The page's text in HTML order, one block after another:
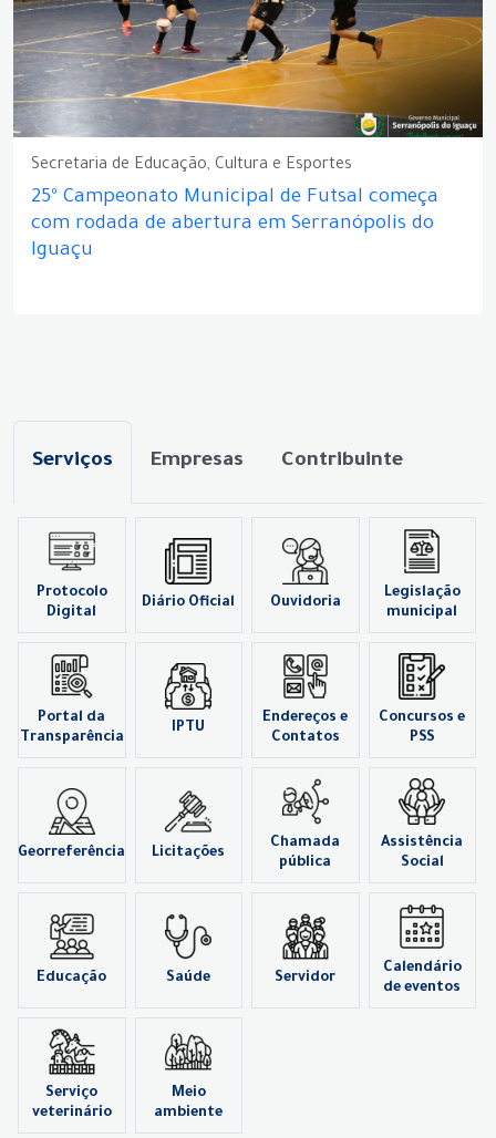
Secretaria de Educação, Cultura e Esportes
25º Campeonato Municipal de Futsal começa
com rodada de abertura em Serranópolis do
Iguaçu
Serviços Empresas Contribuinte
Protocolo
Digital
Diário Oficial Ouvidoria
Legislação
municipal
Portal da
Transparência
IPTU
Endereços e
Contatos
Concursos e
PSS
Georreferência Licitações
Chamada
pública
Assistência
Social
Educação Saúde Servidor
Calendário
de eventos
Serviço
veterinário
Meio
ambiente